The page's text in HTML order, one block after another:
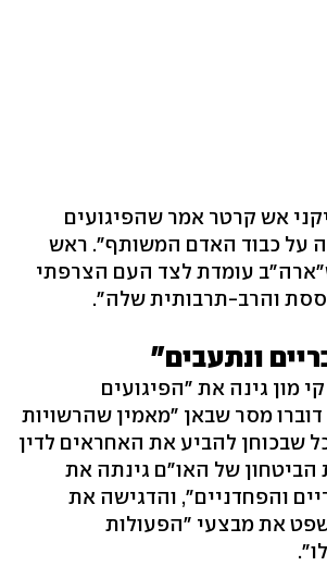
אש קרטר אמר שהפיגועים
על כבוד האדם המשותף". ראש
עומדת לצד העם הצרפתי
והרב-תרבותית שלה".
ונתעבים"
מון גינה את "הפיגועים
מסר שבאן "מאמין שהרשויות
שבכוחן להביע את האחראים לדין
הביטחון של האו"ם גינתה את
והפחדניים", והדגישה את
את מבצעי "הפעולות